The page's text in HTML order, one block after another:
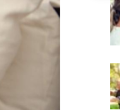
solaire du 12 août
verres adaptés,
indispensable pour
troubles du sommeil